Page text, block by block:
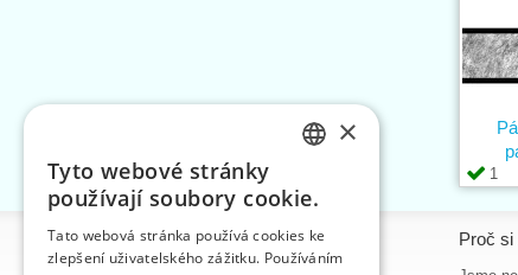
1
Informace Proč si
ENGLISH
×
Tyto webové stránky
používají soubory cookie.
Tato webová stránka používá cookies ke
zlepšení uživatelského zážitku. Používáním